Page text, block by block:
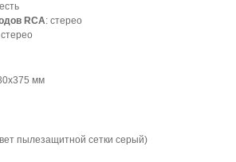
есть
RCA: стерео
стерео
мм
пылезащитной сетки серый)